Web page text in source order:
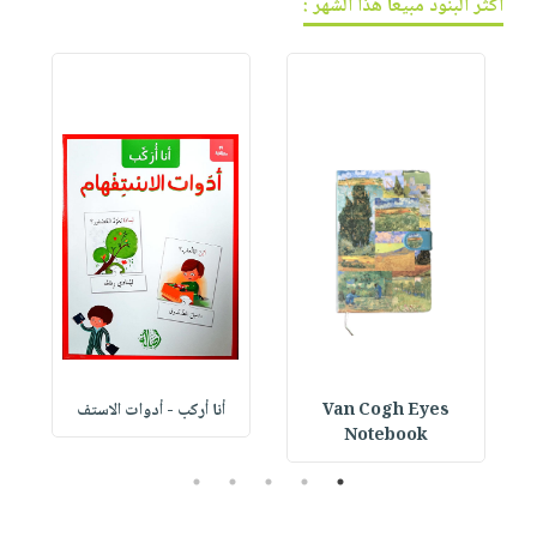
أكثر البنود مبيعاً هذا الشهر :
Van Cogh Eyes
Notebook
أنا أركب - أدوات الاستف
1
2
3
4
5